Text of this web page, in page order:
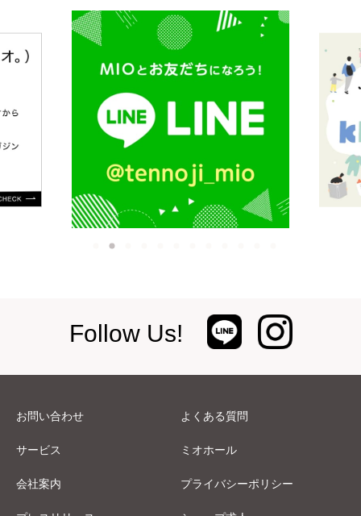
Follow Us!
お問い合わせ よくある質問
サービス ミオホール
会社案内 プライバシーポリシー